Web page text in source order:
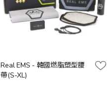
Real EMS - 韓國燃脂塑型腰
帶(S-XL)